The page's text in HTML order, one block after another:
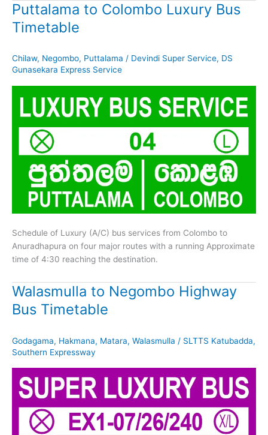
Puttalama to Colombo Luxury Bus
Timetable
Chilaw, Negombo, Puttalama / Devindi Super Service, DS
Gunasekara Express Service
Schedule of Luxury (A/C) bus services from Colombo to
Anuradhapura on four major routes with a running Approximate
time of 4:30 reaching the destination.
Walasmulla to Negombo Highway
Bus Timetable
Godagama, Hakmana, Matara, Walasmulla / SLTTS Katubadda,
Southern Expressway